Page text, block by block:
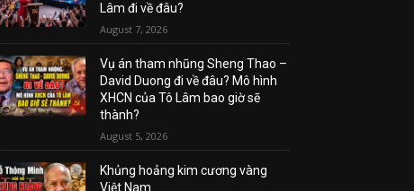
Lâm đi về đâu?
August 7, 2026
Vụ án tham nhũng Sheng Thao –
David Duong đi về đâu? Mô hình
XHCN của Tô Lâm bao giờ sẽ
thành?
August 5, 2026
Khủng hoảng kim cương vàng
Việt Nam